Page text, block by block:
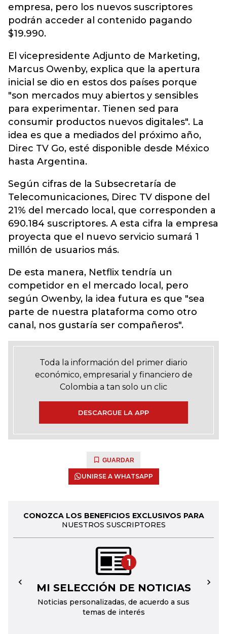
empresa, pero los nuevos suscriptores
podrán acceder al contenido pagando
$19.990.
El vicepresidente Adjunto de Marketing,
Marcus Owenby, explica que la apertura
inicial se dio en estos dos países porque
"son mercados muy abiertos y sensibles
para experimentar. Tienen sed para
consumir productos nuevos digitales". La
idea es que a mediados del próximo año,
Direc TV Go, esté disponible desde México
hasta Argentina.
Según cifras de la Subsecretaría de
Telecomunicaciones, Direc TV dispone del
21% del mercado local, que corresponden a
690.184 suscriptores. A esta cifra la empresa
proyecta que el nuevo servicio sumará 1
millón de usuarios más.
De esta manera, Netflix tendría un
competidor en el mercado local, pero
según Owenby, la idea futura es que "sea
parte de nuestra plataforma como otro
canal, nos gustaría ser compañeros".
Toda la información del primer diario
económico, empresarial y financiero de
Colombia a tan solo un clic
DESCARGUE LA APP
GUARDAR
UNIRSE A WHATSAPP
CONOZCA LOS BENEFICIOS EXCLUSIVOS PARA
NUESTROS SUSCRIPTORES
1
MI SELECCIÓN DE NOTICIAS
Noticias personalizadas, de acuerdo a sus
temas de interés
← →